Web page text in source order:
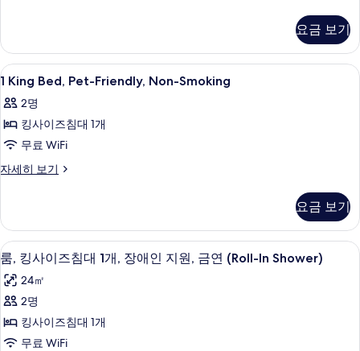
Non-
Smoking
사
진
모
두
보
Accessible
Room,
Roll-
Shower,
Non-
자
세
히
요금 보기
1
King
Bed,
Pet-
Friendly,
Non-
진
모
두
보
기
6
1 King Bed, Pet-Friendly, Non-Smoking
2명
킹사이즈침대 1개
무료 WiFi
자세히 보기
1
Friendly,
Non-
Smoking
자
세
히
기
요금 보기
룸,
킹
사
이
즈
4
룸, 킹사이즈침대 1개, 장애인 지원, 금연 (Roll-In Shower)
24㎡
2명
킹사이즈침대 1개
무료 WiFi